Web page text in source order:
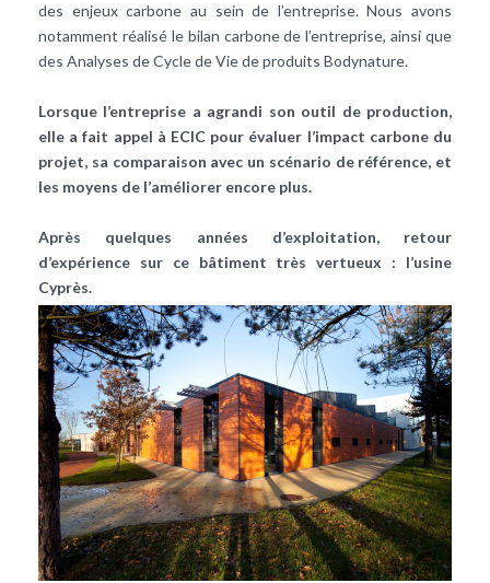
des enjeux carbone au sein de l’entreprise. Nous avons
notamment réalisé le bilan carbone de l’entreprise, ainsi que
des Analyses de Cycle de Vie de produits Bodynature.
Lorsque l’entreprise a agrandi son outil de production,
elle a fait appel à ECIC pour évaluer l’impact carbone du
projet, sa comparaison avec un scénario de référence, et
les moyens de l’améliorer encore plus.
Après quelques années d’exploitation, retour
d’expérience sur ce bâtiment très vertueux : l’usine
Cyprès.